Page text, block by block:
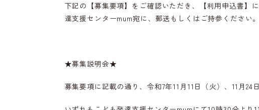
下記の【募集要項】をご確認いただき、【利用申込書】
達支援センターmum宛に、郵送もしくはご持参ください。
★募集説明会★
募集要項に記載の通り、令和7年11月11日（火）、11月24